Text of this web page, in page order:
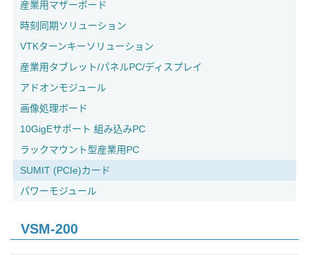
産業用マザーボード
時刻同期ソリューション
VTKターンキーソリューション
産業用タブレット/パネルPC/ディスプレイ
アドオンモジュール
画像処理ボード
10GigEサポート 組み込みPC
ラックマウント型産業用PC
SUMIT (PCIe)カード
パワーモジュール
VSM-200